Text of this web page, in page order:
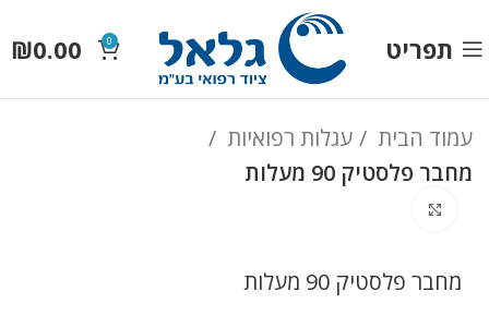
תפריט 0
₪0.00
עמוד הבית
עגלות רפואיות
מחבר פלסטיק 90 מעלות
מחבר פלסטיק 90 מעלות